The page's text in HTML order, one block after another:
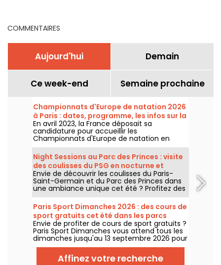
COMMENTAIRES
Aujourd'hui Demain
Ce week-end Semaine prochaine
Championnats d'Europe de natation 2026
à Paris : dates, programme, les infos sur la
compétition
En avril 2023, la France déposait sa
candidature pour accueillir les
Championnats d'Europe de natation en
2026. Du 31 juillet au 16 août, le Centre
Aquatique Olympique vous attend pour
encourager nos nageurs. Voici toutes les
informations à connaître sur la compétition
et les épreuves !
Night Sessions au Parc des Princes : visite
des coulisses du PSG en nocturne et
guinguette festive avec DJ sets
Envie de découvrir les coulisses du Paris-
Saint-Germain et du Parc des Princes dans
une ambiance unique cet été ? Profitez des
night sessions pour accéder au stade de
nuit et profiter de nombreuses animations
festives. Voici le programme pour cet été
2026 !
Paris Sport Dimanches 2026 : des cours de
sport gratuits cet été dans les parcs
parisiens
Envie de profiter de cours de sport gratuits ?
Paris Sport Dimanches vous attend tous les
dimanches jusqu'au 13 septembre 2026 pour
des séances sportives gratuites et sans
inscription !Affinez votre recherche